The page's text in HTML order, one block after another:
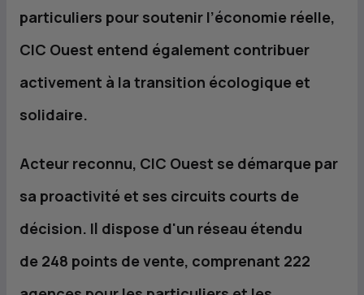
particuliers pour soutenir l’économie réelle,
CIC Ouest entend également contribuer
activement à la transition écologique et
solidaire.
Acteur reconnu, CIC Ouest se démarque par
sa proactivité et ses circuits courts de
décision. Il dispose d'un réseau étendu
de 248 points de vente, comprenant 222